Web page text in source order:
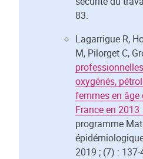
83.
Lagarrigue R,
M, Pilorget C,
oxygénés,
femmes en âge
France en 2013
programme
2019 ; (7) : 137-